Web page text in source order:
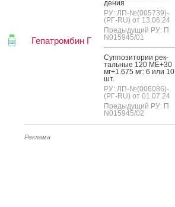
Гепатромбин Г
дения
РУ: ЛП-№(005739)-
(РГ-RU) от 13.06.24
Предыдущий РУ: П
N015945/01
Суп­по­зито­рии рек­
таль­ные 120 МЕ+30
мг+1.675 мг: 6 или 10
шт.
РУ: ЛП-№(006086)-
(РГ-RU) от 01.07.24
Предыдущий РУ: П
N015945/02
Реклама